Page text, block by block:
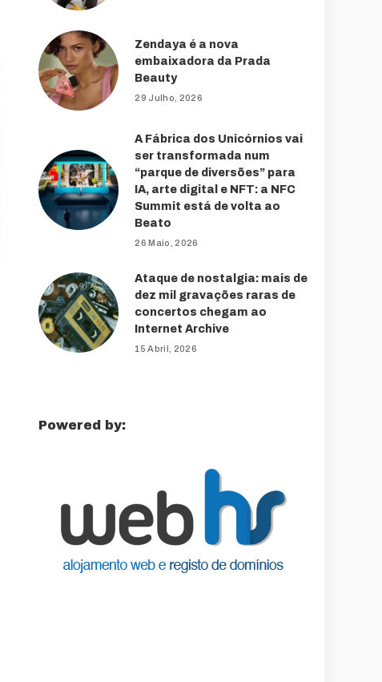
Zendaya é a nova
embaixadora da Prada
Beauty
29 Julho, 2026
A Fábrica dos Unicórnios vai
ser transformada num
“parque de diversões” para
IA, arte digital e NFT: a NFC
Summit está de volta ao
Beato
26 Maio, 2026
Ataque de nostalgia: mais de
dez mil gravações raras de
concertos chegam ao
Internet Archive
15 Abril, 2026
Powered by: